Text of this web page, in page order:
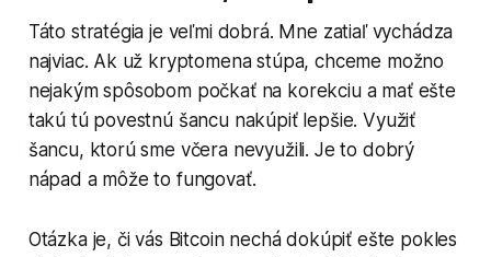
Táto stratégia je veľmi dobrá. Mne zatiaľ vychádza
najviac. Ak už kryptomena stúpa, chceme možno
nejakým spôsobom počkať na korekciu a mať ešte
takú tú povestnú šancu nakúpiť lepšie. Využiť
šancu, ktorú sme včera nevyužili. Je to dobrý
nápad a môže to fungovať.
Otázka je, či vás Bitcoin nechá dokúpiť ešte pokles